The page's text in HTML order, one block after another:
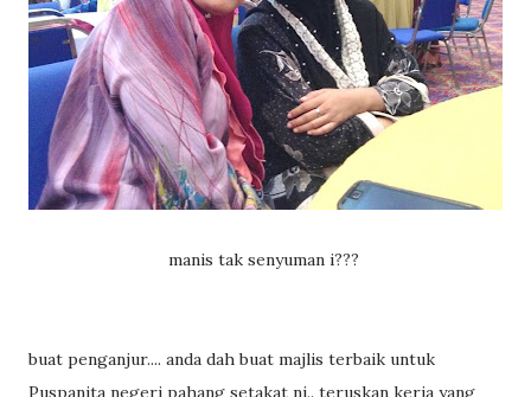
manis tak senyuman i???
buat penganjur.... anda dah buat majlis terbaik untuk
Puspanita negeri pahang setakat ni.. teruskan kerja yang